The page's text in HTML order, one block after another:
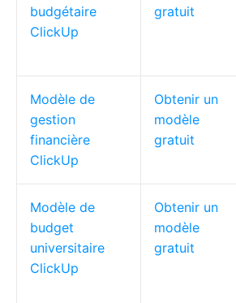
budgétaire
ClickUp
gratuit
Modèle de
gestion
financière
ClickUp
Obtenir un
modèle
gratuit
Modèle de
budget
universitaire
ClickUp
Obtenir un
modèle
gratuit